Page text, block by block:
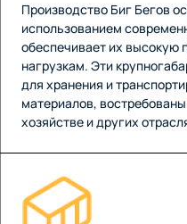
Производство Биг Бегов
использованием
обеспечивает их высокую
нагрузкам. Эти
для хранения и
материалов,
хозяйстве и других